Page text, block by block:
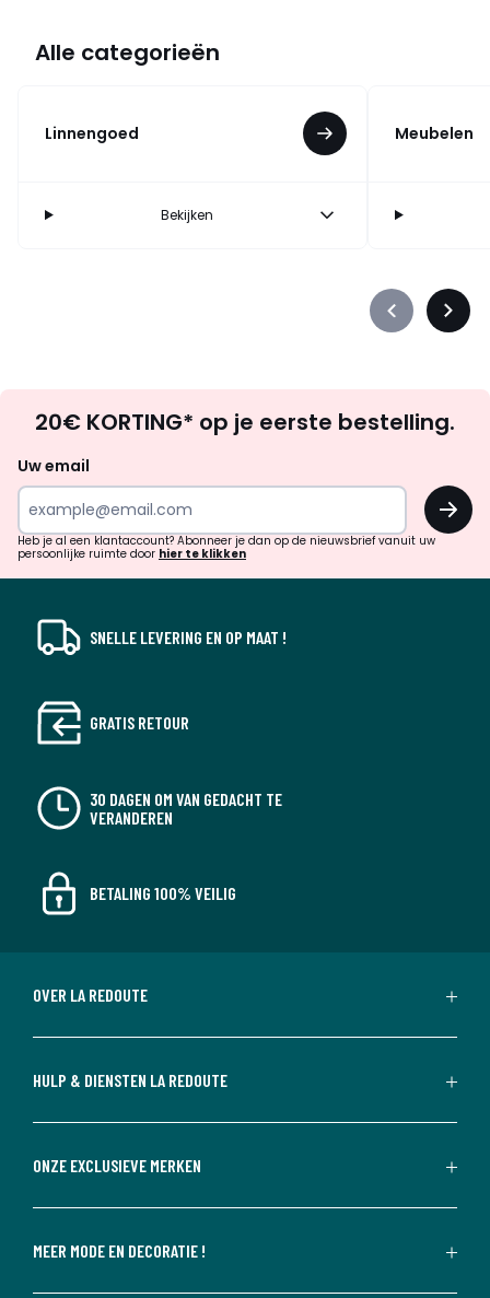
Alle categorieën
Linnengoed
Bekijken
Meubelen
Précédent
zoek
inspiratie
verrassingen?
20€ KORTING* op je eerste bestelling.
Uw email
OK
Heb je al een klantaccount? Abonneer je dan op de nieuwsbrief vanuit uw
persoonlijke ruimte door hier te klikken
SNELLE LEVERING EN OP MAAT !
GRATIS RETOUR
30 DAGEN OM VAN GEDACHT TE
VERANDEREN
BETALING 100% VEILIG
OVER LA REDOUTE
HULP & DIENSTEN LA REDOUTE
ONZE EXCLUSIEVE MERKEN
MEER MODE EN DECORATIE !